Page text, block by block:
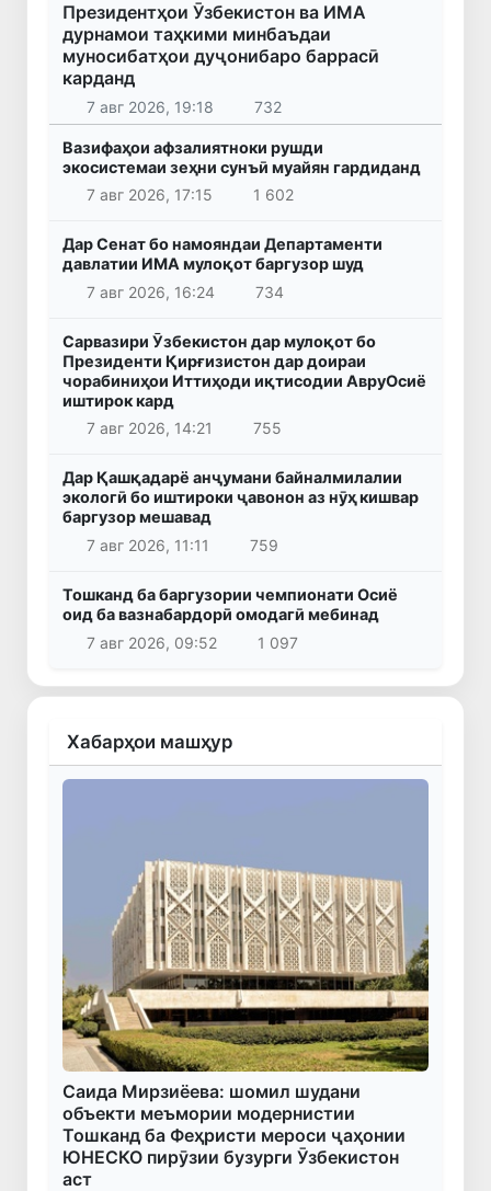
Президентҳои Ӯзбекистон ва ИМА
дурнамои таҳкими минбаъдаи
муносибатҳои дуҷонибаро баррасӣ
карданд
7 авг 2026, 19:18 732
Вазифаҳои афзалиятноки рушди
экосистемаи зеҳни сунъӣ муайян гардиданд
7 авг 2026, 17:15
1 602
Дар Сенат бо намояндаи Департаменти
давлатии ИМА мулоқот баргузор шуд
7 авг 2026, 16:24
734
Сарвазири Ӯзбекистон дар мулоқот бо
Президенти Қирғизистон дар доираи
чорабиниҳои Иттиҳоди иқтисодии АвруОсиё
иштирок кард
7 авг 2026, 14:21
755
Дар Қашқадарё анҷумани байналмилалии
экологӣ бо иштироки ҷавонон аз нӯҳ кишвар
баргузор мешавад
7 авг 2026, 11:11
759
Тошканд ба баргузории чемпионати Осиё
оид ба вазнабардорӣ омодагӣ мебинад
7 авг 2026, 09:52
1 097
Хабарҳои машҳур
Саида Мирзиёева: шомил шудани
объекти меъмории модернистии
Тошканд ба Феҳристи мероси ҷаҳонии
ЮНЕСКО пирӯзии бузурги Ӯзбекистон
аст